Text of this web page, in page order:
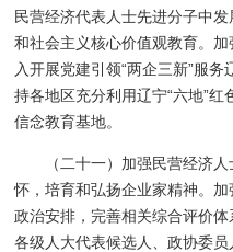
民营经济代表人士先进分子中
和社会主义核心价值观教育。
入开展党建引领“两企三新”服
持各地区充分利用辽宁“六地”
信念教育基地。
（二十一）加强民营经济
怀，培育和弘扬企业家精神。
政治安排，完善相关综合评价
各级人大代表候选人、政协委